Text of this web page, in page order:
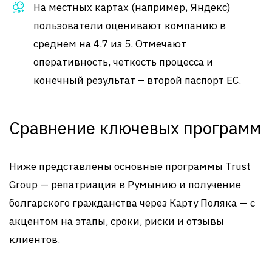
На местных картах (например, Яндекс)
пользователи оценивают компанию в
среднем на 4.7 из 5. Отмечают
оперативность, четкость процесса и
конечный результат – второй паспорт ЕС.
Сравнение ключевых программ
Ниже представлены основные программы Trust
Group — репатриация в Румынию и получение
болгарского гражданства через Карту Поляка — с
акцентом на этапы, сроки, риски и отзывы
клиентов.